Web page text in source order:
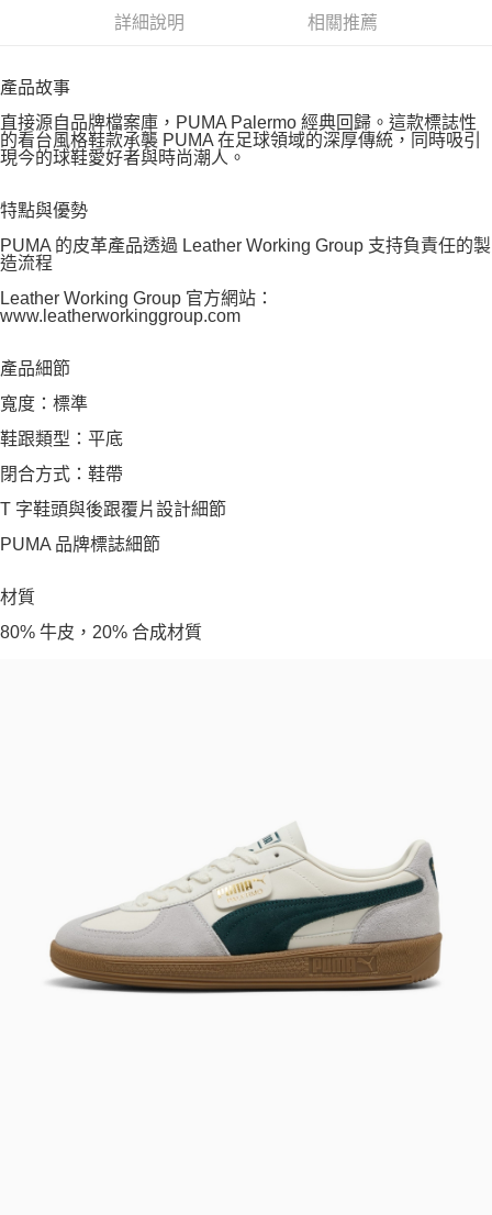
詳細說明 相關推薦
產品故事
直接源自品牌檔案庫，PUMA Palermo 經典回歸。這款標誌性
的看台風格鞋款承襲 PUMA 在足球領域的深厚傳統，同時吸引
現今的球鞋愛好者與時尚潮人。
特點與優勢
PUMA 的皮革產品透過 Leather Working Group 支持負責任的製
造流程
Leather Working Group 官方網站：
www.leatherworkinggroup.com
產品細節
寬度：標準
鞋跟類型：平底
閉合方式：鞋帶
T 字鞋頭與後跟覆片設計細節
PUMA 品牌標誌細節
材質
80% 牛皮，20% 合成材質